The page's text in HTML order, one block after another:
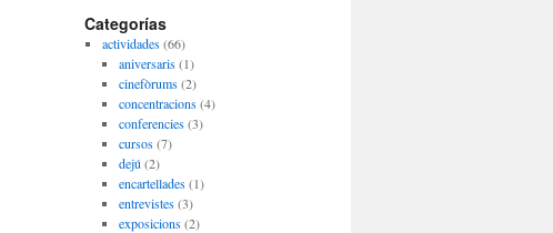
Categorías
actividades(66)
aniversaris(1)
cinefòrums(2)
concentracions(4)
conferencies(3)
cursos(7)
dejú (2)
encartellades(1)
entrevistes(3)
exposicions(2)